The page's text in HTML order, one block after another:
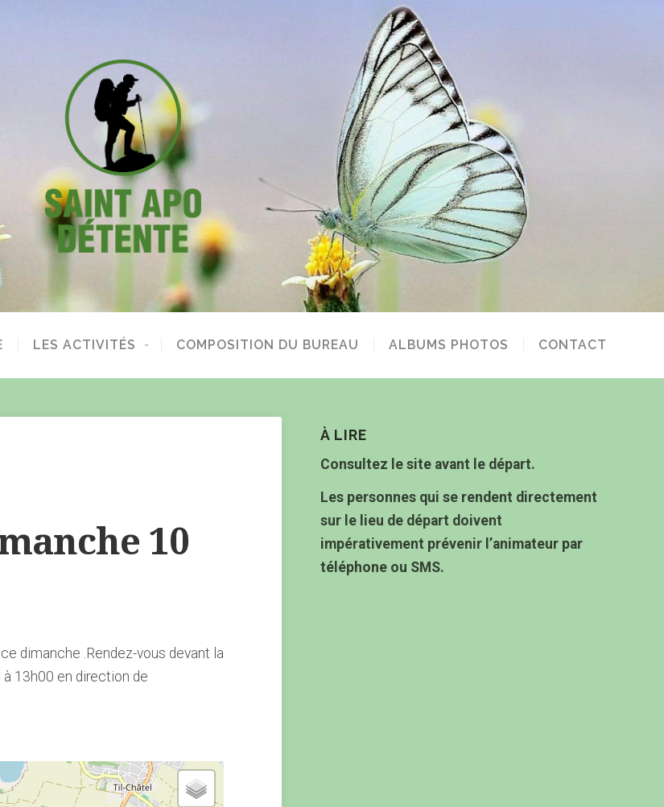
LES ACTIVITÉS COMPOSITION DU BUREAU ALBUMS PHOTOS CONTACT
10
dimanche .Rendez-vous devant la
13h00 en direction de
À LIRE
Consultez le site avant le départ.
Les personnes qui se rendent directement
sur le lieu de départ doivent
impérativement prévenir l’animateur par
téléphone ou SMS.